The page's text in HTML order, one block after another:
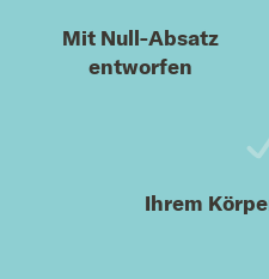
Mit Null-Absatz
entworfen
Ihrem